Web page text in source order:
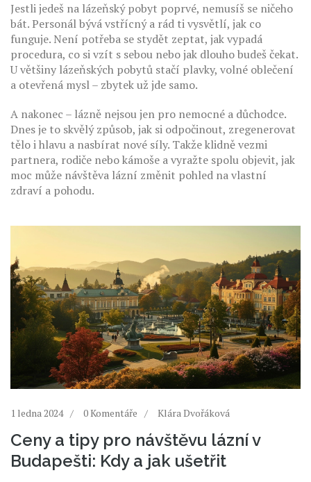
Jestli jedeš na lázeňský pobyt poprvé, nemusíš se ničeho
bát. Personál bývá vstřícný a rád ti vysvětlí, jak co
funguje. Není potřeba se stydět zeptat, jak vypadá
procedura, co si vzít s sebou nebo jak dlouho budeš čekat.
U většiny lázeňských pobytů stačí plavky, volné oblečení
a otevřená mysl – zbytek už jde samo.
A nakonec – lázně nejsou jen pro nemocné a důchodce.
Dnes je to skvělý způsob, jak si odpočinout, zregenerovat
tělo i hlavu a nasbírat nové síly. Takže klidně vezmi
partnera, rodiče nebo kámoše a vyražte spolu objevit, jak
moc může návštěva lázní změnit pohled na vlastní
zdraví a pohodu.
1 ledna 2024 0 Komentáře Klára Dvořáková
Ceny a tipy pro návštěvu lázní v
Budapešti: Kdy a jak ušetřit